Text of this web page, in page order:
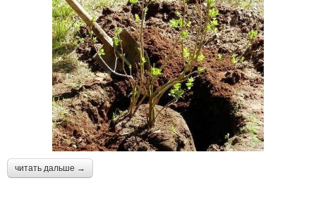
читать дальше →